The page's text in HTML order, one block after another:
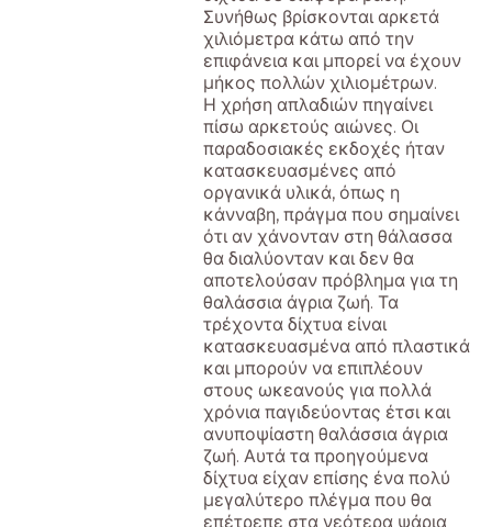
Συνήθως βρίσκονται αρκετά
χιλιόμετρα κάτω από την
επιφάνεια και μπορεί να έχουν
μήκος πολλών χιλιομέτρων.
Η χρήση απλαδιών πηγαίνει
πίσω αρκετούς αιώνες. Οι
παραδοσιακές εκδοχές ήταν
κατασκευασμένες από
οργανικά υλικά, όπως η
κάνναβη, πράγμα που σημαίνει
ότι αν χάνονταν στη θάλασσα
θα διαλύονταν και δεν θα
αποτελούσαν πρόβλημα για τη
θαλάσσια άγρια ζωή. Τα
τρέχοντα δίχτυα είναι
κατασκευασμένα από πλαστικά
και μπορούν να επιπλέουν
στους ωκεανούς για πολλά
χρόνια παγιδεύοντας έτσι και
ανυποψίαστη θαλάσσια άγρια
ζωή. Αυτά τα προηγούμενα
δίχτυα είχαν επίσης ένα πολύ
μεγαλύτερο πλέγμα που θα
επέτρεπε στα νεότερα ψάρια